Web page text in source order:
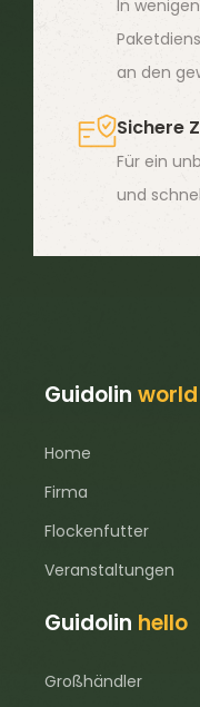
In
an den
Sichere
Für ein
und
Guidolinworld
Home
Firma
Flockenfutter
Veranstaltungen
Guidolin hello
Großhändler